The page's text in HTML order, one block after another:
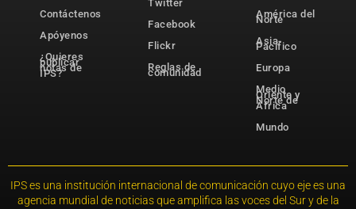
Contáctenos
Apóyenos
¿Quieres
publicar
notas de
IPS?
Twitter
Facebook
Flickr
Reglas de
comunidad
América del
Norte
Asia-
Pacífico
Europa
Medio
Oriente y
Norte de
África
Mundo
IPS es una institución internacional de comunicación cuyo eje es una
agencia mundial de noticias que amplifica las voces del Sur y de la